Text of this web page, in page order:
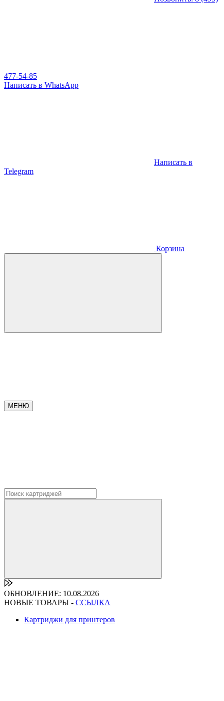
477-54-85
Написать в WhatsApp
Написать в
Telegram
Корзина
МЕНЮ
ОБНОВЛЕНИЕ: 10.08.2026
НОВЫЕ ТОВАРЫ - ССЫЛКА
Картриджи для принтеров